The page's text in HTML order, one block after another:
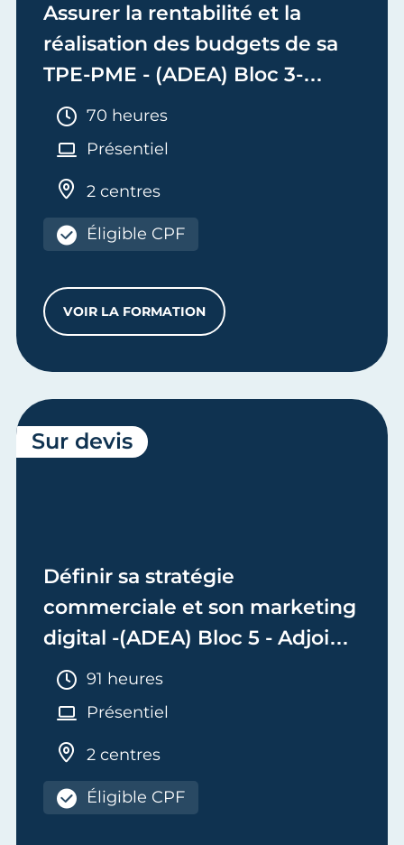
Assurer la rentabilité et la
réalisation des budgets de sa
TPE-PME - (ADEA) Bloc 3-
Adjoint de Dirigeant
d'Entreprise Artisanale
Durée :
70 heures
Présentiel
2 centres
Éligible CPF
VOIR LA FORMATIONASSURER LA RENTABILITÉ ET LA
Définir sa stratégie
commerciale et son marketing
digital -(ADEA) Bloc 5 - Adjoint
de Dirigeant d'Entreprise
Artisanale
Durée :
91 heures
Présentiel
2 centres
Éligible CPF
Sur devis